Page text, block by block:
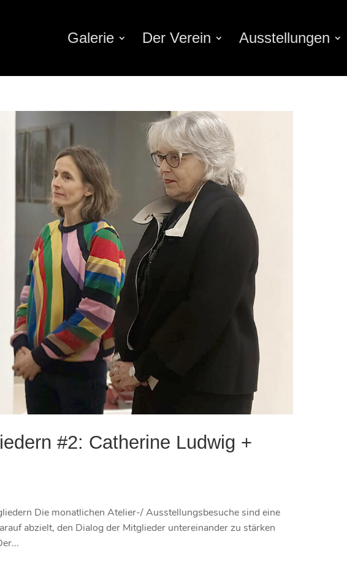
Galerie Der Verein Ausstellungen
#2: Catherine Ludwig +
Die monatlichen Atelier-/ Ausstellungsbesuche sind eine
abzielt, den Dialog der Mitglieder untereinander zu stärken